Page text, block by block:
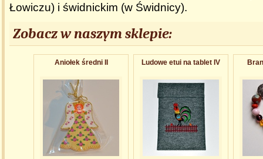
Łowiczu) i świdnickim (w Świdnicy).
Zobacz w naszym sklepie:
Aniołek średni II Ludowe etui na tablet IV